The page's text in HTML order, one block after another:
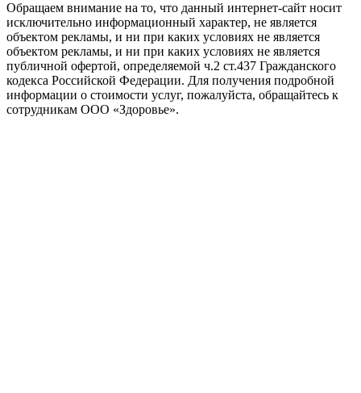
Обращаем внимание на то, что данный интернет-сайт носит
исключительно информационный характер, не является
объектом рекламы, и ни при каких условиях не является
объектом рекламы, и ни при каких условиях не является
публичной офертой, определяемой ч.2 ст.437 Гражданского
кодекса Российской Федерации. Для получения подробной
информации о стоимости услуг, пожалуйста, обращайтесь к
сотрудникам ООО «Здоровье».